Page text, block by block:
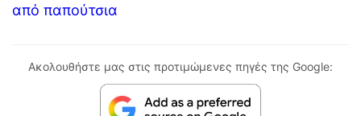
από παπούτσια
Ακολουθήστε μας στις προτιμώμενες πηγές της Google: